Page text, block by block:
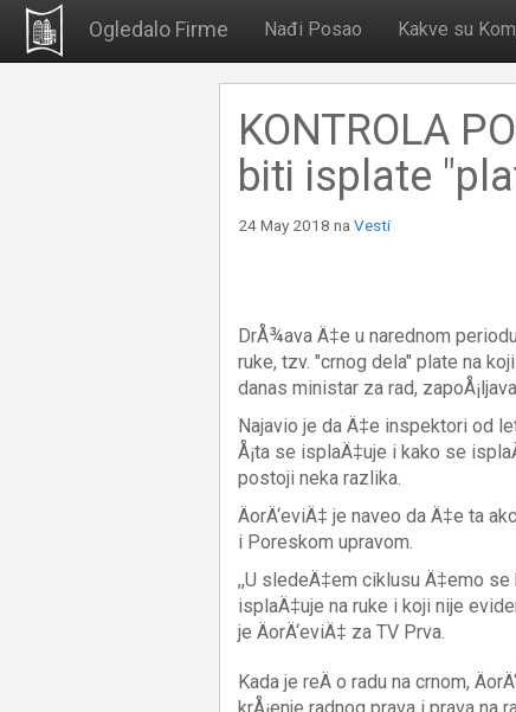
Ogledalo Firme Nađi Posao Kakve su
KONTROLA
biti isplate
24 May 2018 na Vesti
DrÅ¾ava Ä‡e u narednom
ruke, tzv. "crnog dela" plate na
danas ministar za rad,
Najavio je da Ä‡e inspektori od
Å¡ta se isplaÄ‡uje i kako se
postoji neka razlika.
ÄorÄ‘eviÄ‡ je naveo da Ä‡e ta
i Poreskom upravom.
,,U sledeÄ‡em ciklusu Ä‡emo
isplaÄ‡uje na ruke i koji nije
je ÄorÄ‘eviÄ‡ za TV Prva.
Kada je reÄ o radu na crnom,